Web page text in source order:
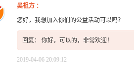
吴祖方 ：
您好，我想加入你们的公益活动可以吗？
回复： 你好，可以的，非常欢迎！
2019-04-06 20:09:12